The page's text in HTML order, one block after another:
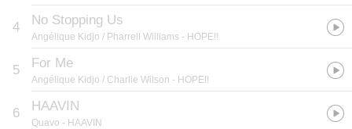
4 No Stopping Us
Angélique Kidjo / Pharrell Williams - HOPE!!
5 For Me
Angélique Kidjo / Charlie Wilson - HOPE!!
6 HAAVIN
Quavo - HAAVIN